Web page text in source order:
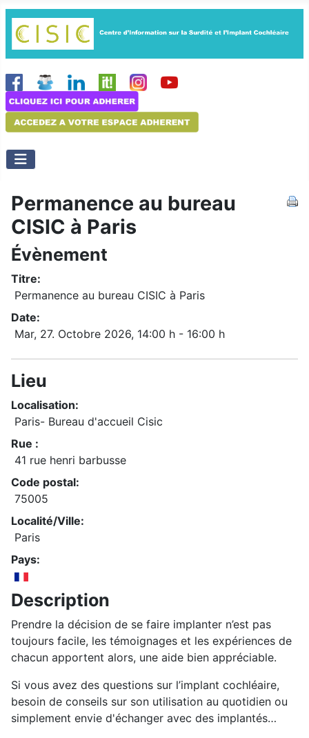
Permanence au bureau
CISIC à Paris
Évènement
Titre:
Permanence au bureau CISIC à Paris
Date:
Mar, 27. Octobre 2026, 14:00 h - 16:00 h
Lieu
Localisation:
Paris- Bureau d'accueil Cisic
Rue :
41 rue henri barbusse
Code postal:
75005
Localité/Ville:
Paris
Pays:
Description
Prendre la décision de se faire implanter n’est pas
toujours facile, les témoignages et les expériences de
chacun apportent alors, une aide bien appréciable.
Si vous avez des questions sur l’implant cochléaire,
besoin de conseils sur son utilisation au quotidien ou
simplement envie d'échanger avec des implantés…